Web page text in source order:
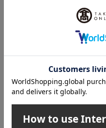
税込 3,850 円